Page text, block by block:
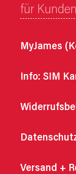
für Kunden
MyJames
Info: SIM
Versand +